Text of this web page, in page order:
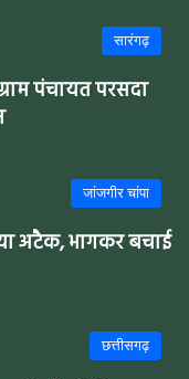
सारंगढ़
पंचायत परसदा
जांजगीर चांपा
अटैक, भागकर बचाई
छत्तीसगढ़